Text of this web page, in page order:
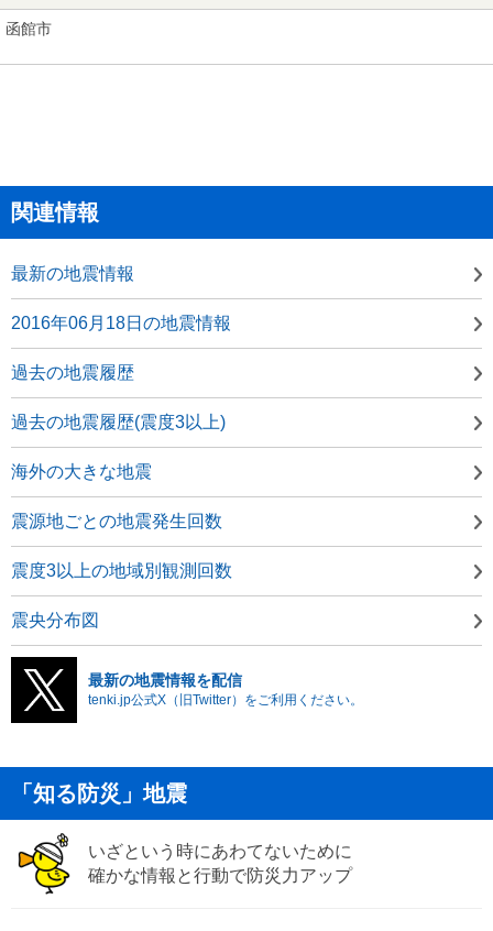
函館市
関連情報
最新の地震情報
2016年06月18日の地震情報
過去の地震履歴
過去の地震履歴(震度3以上)
海外の大きな地震
震源地ごとの地震発生回数
震度3以上の地域別観測回数
震央分布図
最新の地震情報を配信
tenki.jp公式X（旧Twitter）をご利用ください。
「知る防災」地震
いざという時にあわてないために
確かな情報と行動で防災力アップ